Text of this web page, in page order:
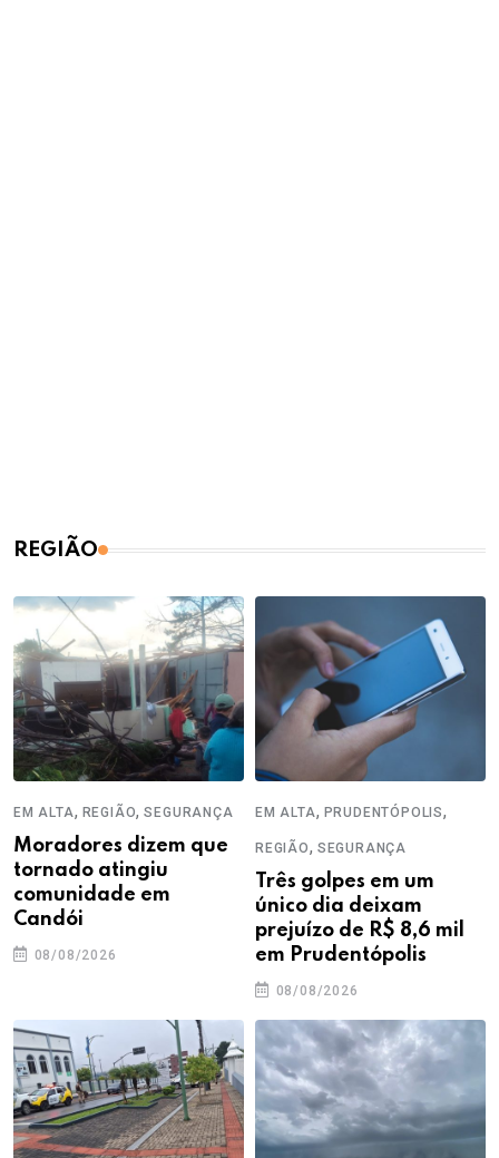
REGIÃO
EM ALTA, REGIÃO,SEGURANÇA
Moradores dizem que
tornado atingiu
comunidade em
Candói
08/08/2026
EM ALTA, PRUDENTÓPOLIS,
REGIÃO, SEGURANÇA
Três golpes em um
único dia deixam
prejuízo de R$ 8,6 mil
em Prudentópolis
08/08/2026